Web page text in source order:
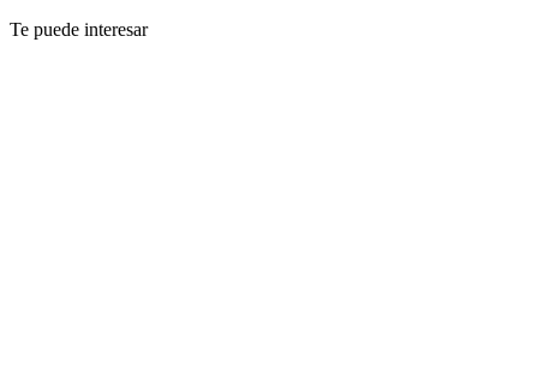
Te puede interesar